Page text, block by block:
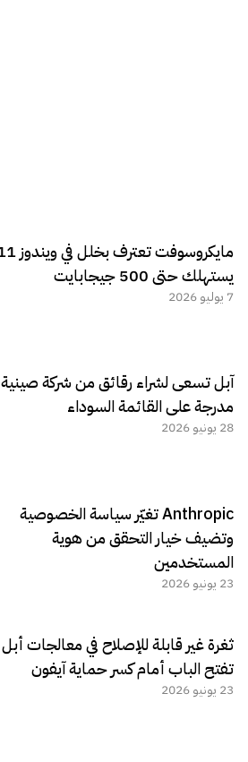
يستهلك حتى 500 جيجابايت
7 يوليو 2026
آبل تسعى لشراء رقائق من شركة صينية
مدرجة على القائمة السوداء
28 يونيو 2026
Anthropic تغيّر سياسة الخصوصية
وتضيف خيار التحقق من هوية
المستخدمين
23 يونيو 2026
ثغرة غير قابلة للإصلاح في معالجات أبل
تفتح الباب أمام كسر حماية آيفون
23 يونيو 2026